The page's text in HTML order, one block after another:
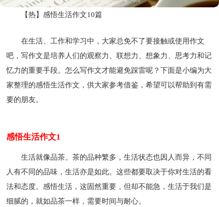
【热】感悟生活作文10篇
在生活、工作和学习中，大家总免不了要接触或使用作文
吧，写作文是培养人们的观察力、联想力、想象力、思考力和记
忆力的重要手段。怎么写作文才能避免踩雷呢？下面是小编为大
家整理的感悟生活作文，供大家参考借鉴，希望可以帮助到有需
要的朋友。
感悟生活作文1
生活就像品茶。茶的品种繁多，生活状态也因人而异，不同
人有不同的品味，生活亦是如此。这些都要取决于你对生活的看
法和态度。感悟生活，这固然重要，但却不能急，生活于我们是
细腻的，就如品茶一样，需要时间与耐心。